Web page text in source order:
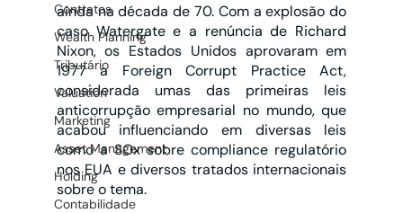
Contratos
Wealth Planning
Tributário
Valuation
Marketing
Asset Management
Holding
Contabilidade
ainda na década de 70. Com a explosão do
caso Watergate e a renúncia de Richard
Nixon, os Estados Unidos aprovaram em
1977 a Foreign Corrupt Practice Act,
considerada umas das primeiras leis
anticorrupção empresarial no mundo, que
acabou influenciando em diversas leis
como a SOx sobre compliance regulatório
nos EUA e diversos tratados internacionais
sobre o tema.